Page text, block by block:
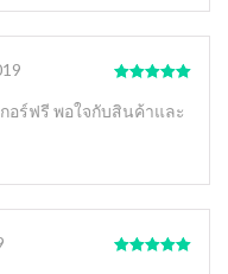
of 5
อร์ฟรี พอใจกับสินค้าและ